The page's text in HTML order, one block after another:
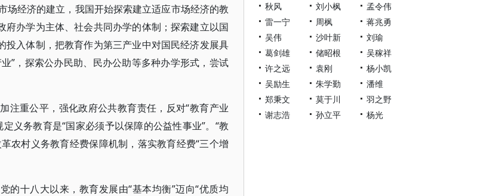
场经济的建立，我国开始探索建立适应市场经济的教
办学为主体、社会共同办学的体制；探索建立以国
入体制，把教育作为第三产业中对国民经济发展具
”，探索公办民助、民办公助等多种办学形式，尝试
注重公平，强化政府公共教育责任，反对“教育产业
义务教育是“国家必须予以保障的公益性事业”。“教
农村义务教育经费保障机制，落实教育经费“三个增
的十八大以来，教育发展由“基本均衡”迈向“优质均
秋风
刘小枫
孟令伟
雷一宁
周枫
蒋兆勇
吴伟
沙叶新
刘瑜
葛剑雄
储昭根
吴稼祥
许之远
袁刚
杨小凯
吴励生
朱学勤
潘维
郑秉文
莫于川
羽之野
谢志浩
孙立平 杨光